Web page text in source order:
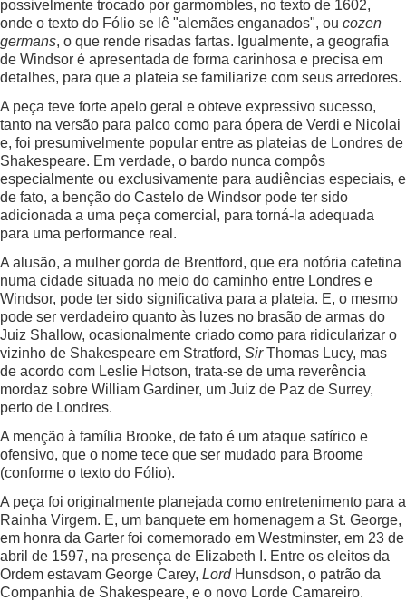
possivelmente trocado por garmombles, no texto de 1602,
onde o texto do Fólio se lê "alemães enganados", ou cozen
germans, o que rende risadas fartas. Igualmente, a geografia
de Windsor é apresentada de forma carinhosa e precisa em
detalhes, para que a plateia se familiarize com seus arredores.
A peça teve forte apelo geral e obteve expressivo sucesso,
tanto na versão para palco como para ópera de Verdi e Nicolai
e, foi presumivelmente popular entre as plateias de Londres de
Shakespeare. Em verdade, o bardo nunca compôs
especialmente ou exclusivamente para audiências especiais, e
de fato, a benção do Castelo de Windsor pode ter sido
adicionada a uma peça comercial, para torná-la adequada
para uma performance real.
A alusão, a mulher gorda de Brentford, que era notória cafetina
numa cidade situada no meio do caminho entre Londres e
Windsor, pode ter sido significativa para a plateia. E, o mesmo
pode ser verdadeiro quanto às luzes no brasão de armas do
Juiz Shallow, ocasionalmente criado como para ridicularizar o
vizinho de Shakespeare em Stratford, SirThomas Lucy, mas
de acordo com Leslie Hotson, trata-se de uma reverência
mordaz sobre William Gardiner, um Juiz de Paz de Surrey,
perto de Londres.
A menção à família Brooke, de fato é um ataque satírico e
ofensivo, que o nome tece que ser mudado para Broome
(conforme o texto do Fólio).
A peça foi originalmente planejada como entretenimento para a
Rainha Virgem. E, um banquete em homenagem a St. George,
em honra da Garter foi comemorado em Westminster, em 23 de
abril de 1597, na presença de Elizabeth I. Entre os eleitos da
Ordem estavam George Carey, LordHunsdson, o patrão da
Companhia de Shakespeare, e o novo Lorde Camareiro.